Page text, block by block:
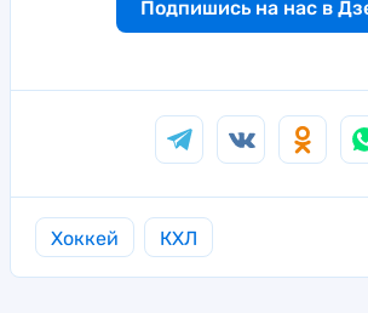
Подпишись на нас в
Хоккей КХЛ